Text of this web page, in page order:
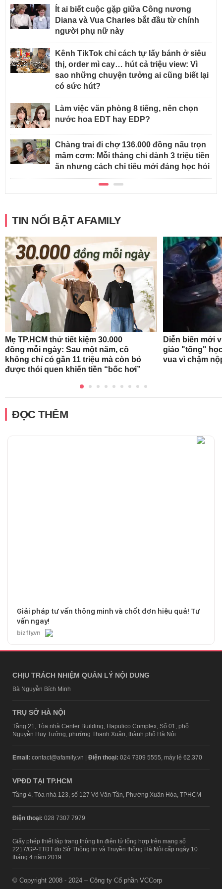
Ít ai biết cuộc gặp giữa Công nương
Diana và Vua Charles bắt đầu từ chính
người phụ nữ này
Kênh TikTok chỉ cách tự lấy bánh ở siêu
thị, order mì cay… hút cả triệu view: Vì
sao những chuyện tưởng ai cũng biết lại
có sức hút?
Làm việc văn phòng 8 tiếng, nên chọn
nước hoa EDT hay EDP?
Chàng trai đi chợ 136.000 đồng nấu trọn
mâm cơm: Mỗi tháng chỉ dành 3 triệu tiền
ăn nhưng cách chi tiêu mới đáng học hỏi
TIN NỔI BẬT AFAMILY
Mẹ TP.HCM thử tiết kiệm 30.000
đồng mỗi ngày: Sau một năm, cô
không chỉ có gần 11 triệu mà còn bỏ
được thói quen khiến tiền “bốc hơi”
Diễn biến mới
giáo "tống"
vua vì chậm
ĐỌC THÊM
Giải pháp tư vấn thông minh và chốt đơn hiệu quả! Tư
vấn ngay!
bizfly.vn
CHỊU TRÁCH NHIỆM QUẢN LÝ NỘI DUNG
Bà Nguyễn Bích Minh
TRỤ SỞ HÀ NỘI
Tầng 21, Tòa nhà Center Building, Hapulico Complex, Số 01, phố
Nguyễn Huy Tưởng, phường Thanh Xuân, thành phố Hà Nội
Email: contact@afamily.vn | Điện thoại: 024 7309 5555, máy lẻ 62.370
VPĐD TẠI TP.HCM
Tầng 4, Tòa nhà 123, số 127 Võ Văn Tần, Phường Xuân Hòa, TPHCM
Điện thoại: 028 7307 7979
Giấy phép thiết lập trang thông tin điện tử tổng hợp trên mạng số
2217/GP-TTĐT do Sở Thông tin và Truyền thông Hà Nội cấp ngày 10
tháng 4 năm 2019
© Copyright 2008 - 2024 – Công ty Cổ phần VCCorp